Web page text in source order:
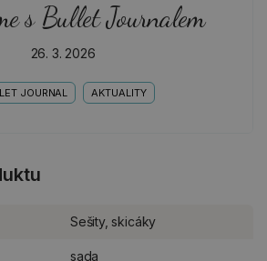
s Bullet Journalem
26. 3. 2026
JOURNAL AKTUALITY
Sešity, skicáky
sada